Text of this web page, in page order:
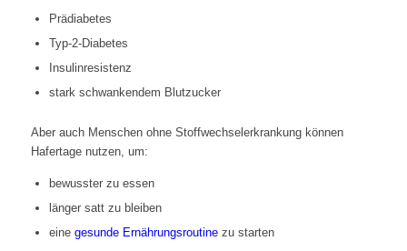
Prädiabetes
Typ-2-Diabetes
Insulinresistenz
stark schwankendem Blutzucker
Aber auch Menschen ohne Stoffwechselerkrankung können
Hafertage nutzen, um:
bewusster zu essen
länger satt zu bleiben
eine gesunde Ernährungsroutinezu starten